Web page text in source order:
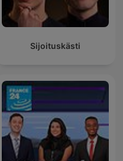
Sijoituskästi